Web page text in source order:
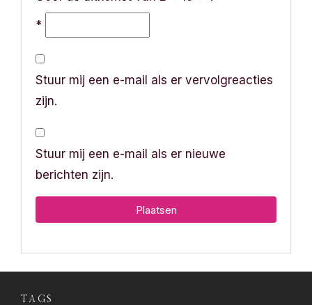
*
Stuur mij een e-mail als er vervolgreacties
zijn.
Stuur mij een e-mail als er nieuwe
berichten zijn.
TAGS